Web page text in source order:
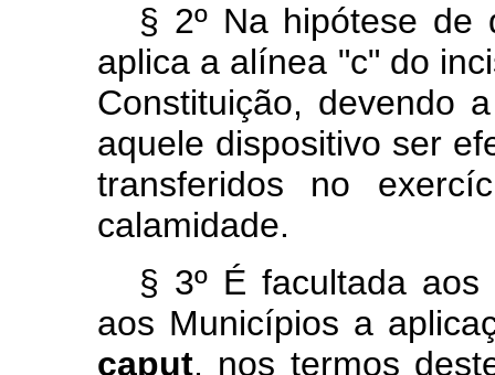
§ 2º Na hipótese
aplica a alínea "c" do
Constituição, devendo
aquele dispositivo ser
transferidos no
calamidade.
§ 3º É facultada
aos Municípios a
caput, nos termos